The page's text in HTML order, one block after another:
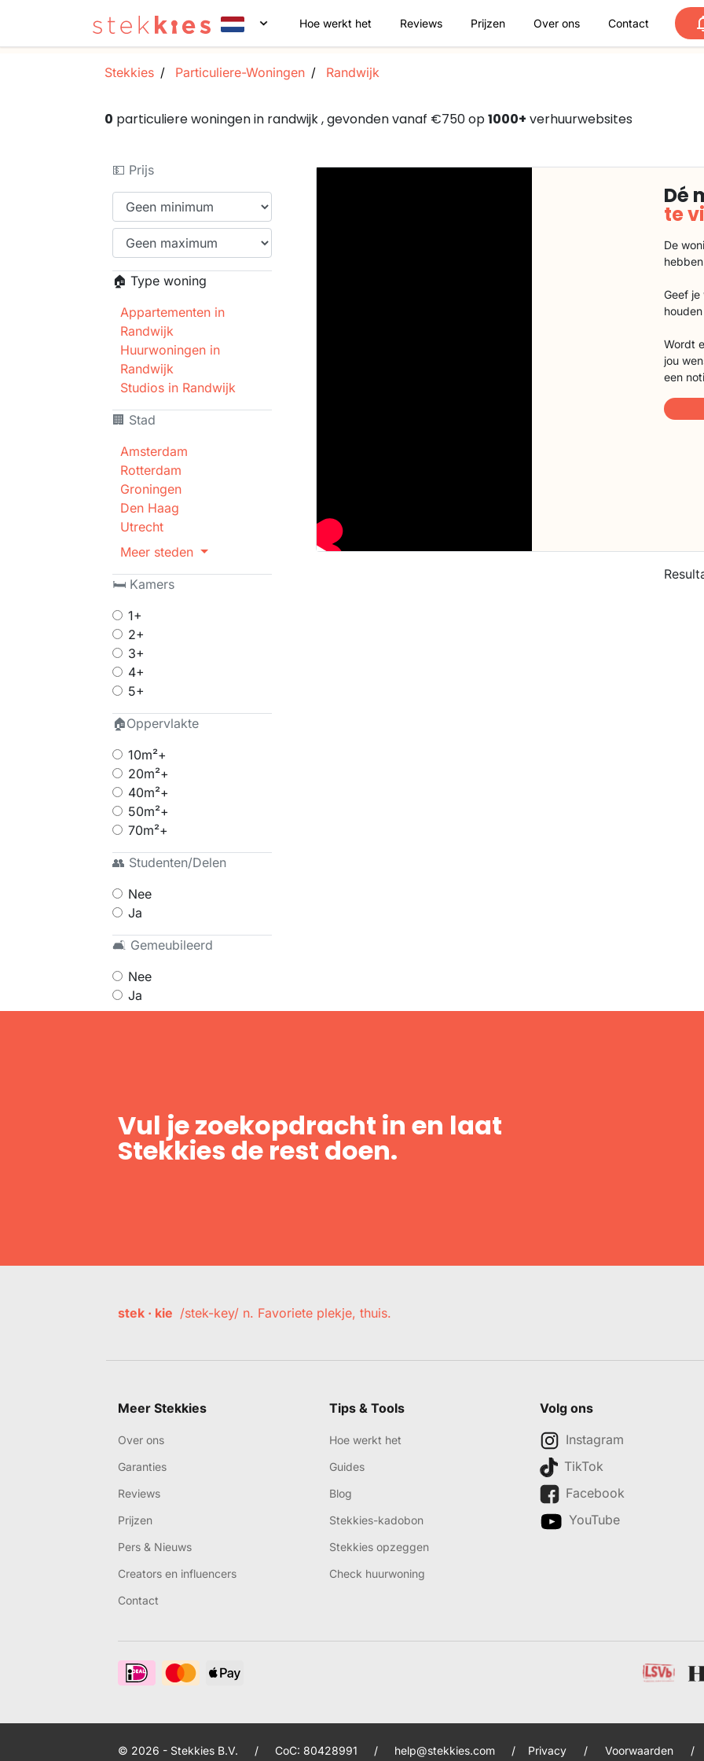
Hoe werkt het Reviews Prijzen Over ons Contact
Stekkies Particuliere-Woningen Randwijk
0 particuliere woningen in randwijk , gevonden vanaf €750 op1000+ verhuurwebsites
💵 Prijs
🏠 Type woning
Appartementen in
Randwijk
Huurwoningen in
Randwijk
Studios in Randwijk
🏢 Stad
Amsterdam
Rotterdam
Groningen
Den Haag
Utrecht
Meer steden
🛏 Kamers
1+
2+
3+
4+
5+
🏠Oppervlakte
10m²+
20m²+
40m²+
50m²+
70m²+
👥 Studenten/Delen
Nee
Ja
🛋 Gemeubileerd
Nee
Ja
Dé
te
De
Geef
Wordt
jou
een
Vul je zoekopdracht in en laat
Stekkies de rest doen.
stek · kie /stek-key/ n. Favoriete plekje, thuis.
Meer Stekkies
Over ons
Garanties
Reviews
Prijzen
Pers & Nieuws
Creators en influencers
Contact
Tips & Tools
Hoe werkt het
Guides
Blog
Stekkies-kadobon
Stekkies opzeggen
Check huurwoning
Volg ons
Instagram
TikTok
Facebook
YouTube
© 2026 - Stekkies B.V. / CoC: 80428991 / help@stekkies.com / Privacy / Voorwaarden /